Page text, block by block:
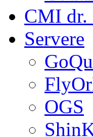
CMI dr.
Servere
OGS